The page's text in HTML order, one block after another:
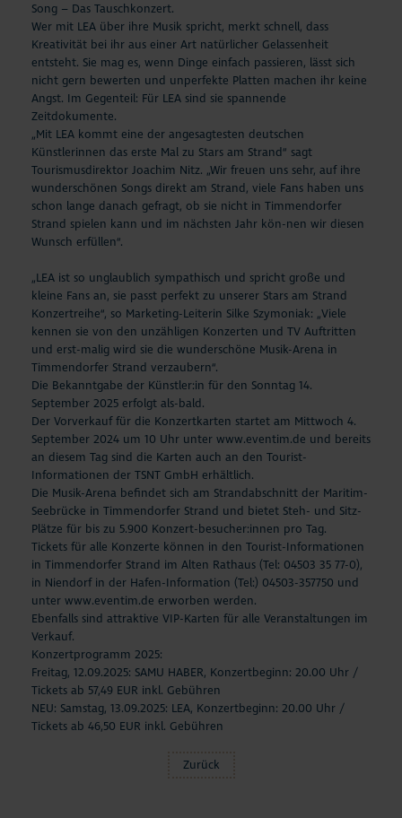
Song – Das Tauschkonzert.
Wer mit LEA über ihre Musik spricht, merkt schnell, dass
Kreativität bei ihr aus einer Art natürlicher Gelassenheit
entsteht. Sie mag es, wenn Dinge einfach passieren, lässt sich
nicht gern bewerten und unperfekte Platten machen ihr keine
Angst. Im Gegenteil: Für LEA sind sie spannende
Zeitdokumente.
„Mit LEA kommt eine der angesagtesten deutschen
Künstlerinnen das erste Mal zu Stars am Strand“ sagt
Tourismusdirektor Joachim Nitz. „Wir freuen uns sehr, auf ihre
wunderschönen Songs direkt am Strand, viele Fans haben uns
schon lange danach gefragt, ob sie nicht in Timmendorfer
Strand spielen kann und im nächsten Jahr kön-nen wir diesen
Wunsch erfüllen“.
„LEA ist so unglaublich sympathisch und spricht große und
kleine Fans an, sie passt perfekt zu unserer Stars am Strand
Konzertreihe“, so Marketing-Leiterin Silke Szymoniak: „Viele
kennen sie von den unzähligen Konzerten und TV Auftritten
und erst-malig wird sie die wunderschöne Musik-Arena in
Timmendorfer Strand verzaubern“.
Die Bekanntgabe der Künstler:in für den Sonntag 14.
September 2025 erfolgt als-bald.
Der Vorverkauf für die Konzertkarten startet am Mittwoch 4.
September 2024 um 10 Uhr unter www.eventim.de und bereits
an diesem Tag sind die Karten auch an den Tourist-
Informationen der TSNT GmbH erhältlich.
Die Musik-Arena befindet sich am Strandabschnitt der Maritim-
Seebrücke in Timmendorfer Strand und bietet Steh- und Sitz-
Plätze für bis zu 5.900 Konzert-besucher:innen pro Tag.
Tickets für alle Konzerte können in den Tourist-Informationen
in Timmendorfer Strand im Alten Rathaus (Tel: 04503 35 77-0),
in Niendorf in der Hafen-Information (Tel:) 04503-357750 und
unter www.eventim.de erworben werden.
Ebenfalls sind attraktive VIP-Karten für alle Veranstaltungen im
Verkauf.
Konzertprogramm 2025:
Freitag, 12.09.2025: SAMU HABER, Konzertbeginn: 20.00 Uhr /
Tickets ab 57,49 EUR inkl. Gebühren
NEU: Samstag, 13.09.2025: LEA, Konzertbeginn: 20.00 Uhr /
Tickets ab 46,50 EUR inkl. Gebühren
Zurück